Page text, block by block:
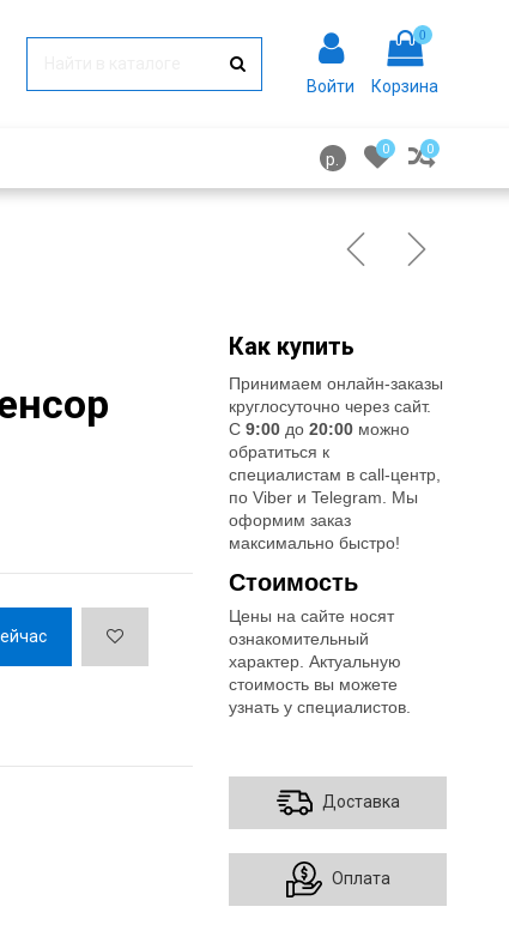
Войти
0
Корзина
р.
0 0
Как купить
Принимаем онлайн-заказы
круглосуточно через сайт.
С9:00 до20:00 можно
обратиться к
специалистам в call-центр,
по Viber и Telegram. Мы
оформим заказ
максимально быстро!
Стоимость
Цены на сайте носят
ознакомительный
характер. Актуальную
стоимость вы можете
узнать у специалистов.
Доставка
Оплата